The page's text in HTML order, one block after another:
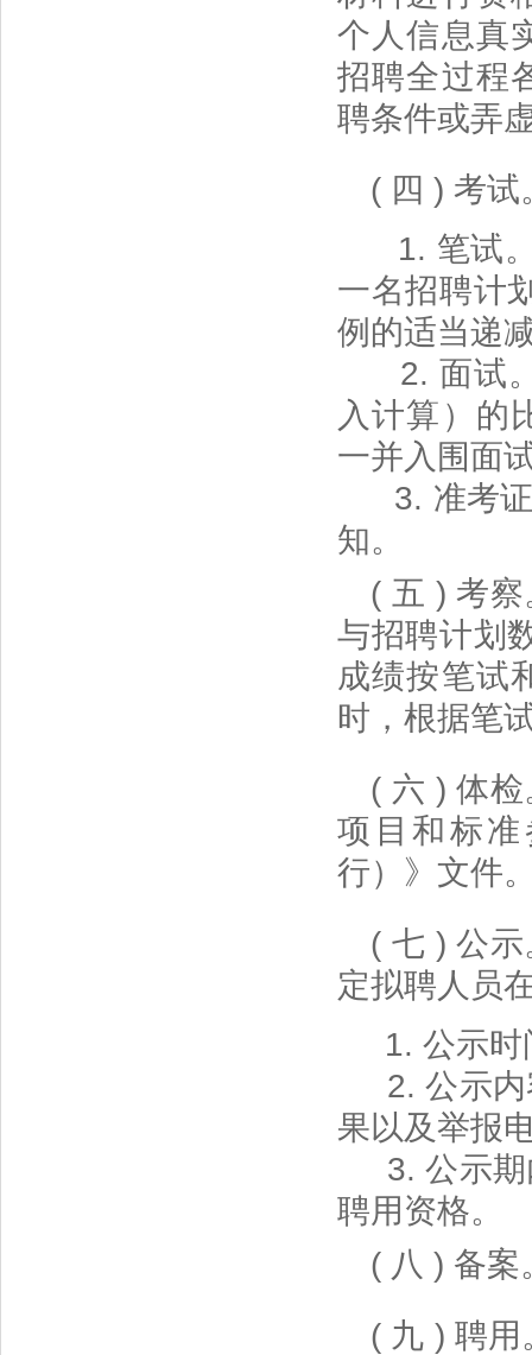
个人信息真
招聘全过程
聘条件或弄
( 四 ) 考试
1. 笔试。
一名招聘计
例的适当递
2. 面试。
入计算）的
一并入围面
3. 准考证
知。
( 五 ) 考
与招聘计划
成绩按笔试
时，根据笔
( 六 ) 体
项目和标
行）》文件
( 七 ) 公
定拟聘人员
1. 公示时
2. 公示内
果以及举报
3. 公示期
聘用资格。
( 八 ) 备案
( 九 ) 聘